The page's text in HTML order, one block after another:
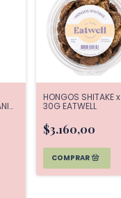
HONGOS SHITAKE x
30G EATWELL
$3.160,00